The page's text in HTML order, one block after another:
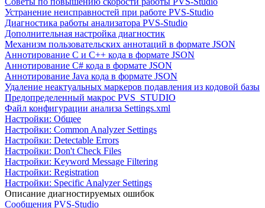
Устранение неисправностей при работе PVS-Studio
Диагностика работы анализатора PVS-Studio
Дополнительная настройка диагностик
Механизм пользовательских аннотаций в формате JSON
Аннотирование C и C++ кода в формате JSON
Аннотирование C# кода в формате JSON
Аннотирование Java кода в формате JSON
Удаление неактуальных маркеров подавления из кодовой базы
Предопределенный макрос PVS_STUDIO
Файл конфигурации анализа Settings.xml
Настройки: Общее
Настройки: Common Analyzer Settings
Настройки: Detectable Errors
Настройки: Don't Check Files
Настройки: Keyword Message Filtering
Настройки: Registration
Настройки: Specific Analyzer Settings
Описание диагностируемых ошибок
Сообщения PVS-Studio